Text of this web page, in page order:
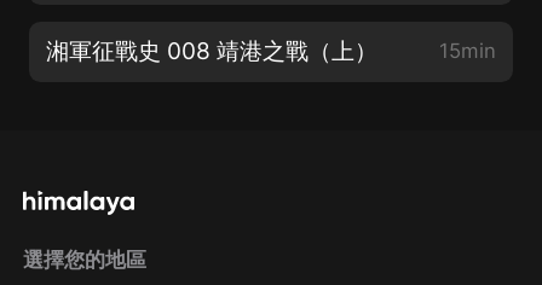
湘軍征戰史 008 靖港之戰（上） 15min
選擇您的地區